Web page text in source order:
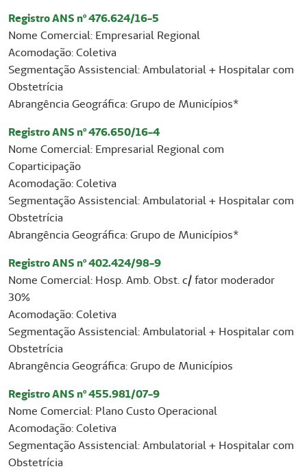
Registro ANS nº 476.624/16-5
Nome Comercial: Empresarial Regional
Acomodação: Coletiva
Segmentação Assistencial: Ambulatorial + Hospitalar com
Obstetrícia
Abrangência Geográfica: Grupo de Municípios*
Registro ANS nº 476.650/16-4
Nome Comercial: Empresarial Regional com
Coparticipação
Acomodação: Coletiva
Segmentação Assistencial: Ambulatorial + Hospitalar com
Obstetrícia
Abrangência Geográfica: Grupo de Municípios*
Registro ANS nº 402.424/98-9
Nome Comercial: Hosp. Amb. Obst. c/ fator moderador
30%
Acomodação: Coletiva
Segmentação Assistencial: Ambulatorial + Hospitalar com
Obstetrícia
Abrangência Geográfica: Grupo de Municípios
Registro ANS nº 455.981/07-9
Nome Comercial: Plano Custo Operacional
Acomodação: Coletiva
Segmentação Assistencial: Ambulatorial + Hospitalar com
Obstetrícia